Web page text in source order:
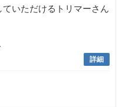
いただけるトリマーさん
詳細